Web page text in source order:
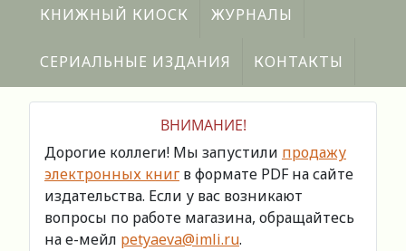
КНИЖНЫЙ КИОСК ЖУРНАЛЫ
СЕРИАЛЬНЫЕ ИЗДАНИЯ КОНТАКТЫ
ВНИМАНИЕ!
Дорогие коллеги! Мы запустили продажу
электронных книг в формате PDF на сайте
издательства. Если у вас возникают
вопросы по работе магазина, обращайтесь
на е-мейл petyaeva@imli.ru.